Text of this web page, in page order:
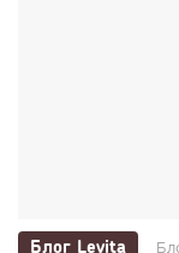
Блог Levita